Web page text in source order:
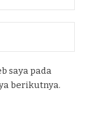
saya pada
berikutnya.